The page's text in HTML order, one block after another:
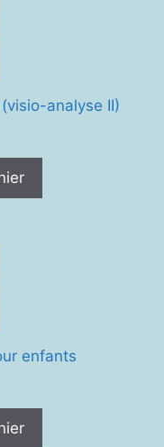
analyse II)
enfants